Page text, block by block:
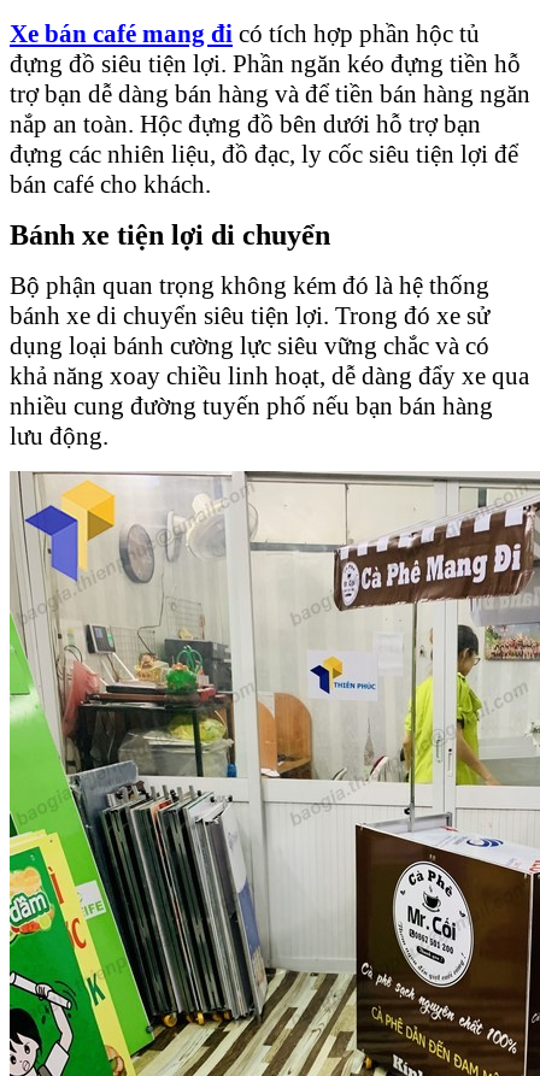
Xe bán café mang đi có tích hợp phần hộc tủ
đựng đồ siêu tiện lợi. Phần ngăn kéo đựng tiền hỗ
trợ bạn dễ dàng bán hàng và để tiền bán hàng ngăn
nắp an toàn. Hộc đựng đồ bên dưới hỗ trợ bạn
đựng các nhiên liệu, đồ đạc, ly cốc siêu tiện lợi để
bán café cho khách.
Bánh xe tiện lợi di chuyển
Bộ phận quan trọng không kém đó là hệ thống
bánh xe di chuyển siêu tiện lợi. Trong đó xe sử
dụng loại bánh cường lực siêu vững chắc và có
khả năng xoay chiều linh hoạt, dễ dàng đẩy xe qua
nhiều cung đường tuyến phố nếu bạn bán hàng
lưu động.